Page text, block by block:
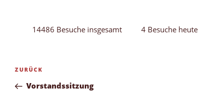
14486 Besuche insgesamt 4 Besuche heute
Beitragsnavigation
Vorheriger
Beitrag
ZURÜCK
Vorstandssitzung